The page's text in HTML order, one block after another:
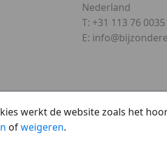
Nederland
T: +31 113 76 0035
E:
werkt de website zoals het
ofweigeren.